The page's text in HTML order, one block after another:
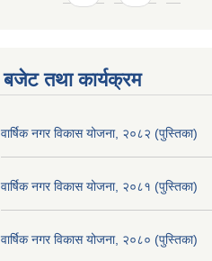
बजेट तथा कार्यक्रम
वार्षिक नगर विकास योजना, २०८२ (पुस्तिका)
वार्षिक नगर विकास योजना, २०८१ (पुस्तिका)
वार्षिक नगर विकास योजना, २०८० (पुस्तिका)